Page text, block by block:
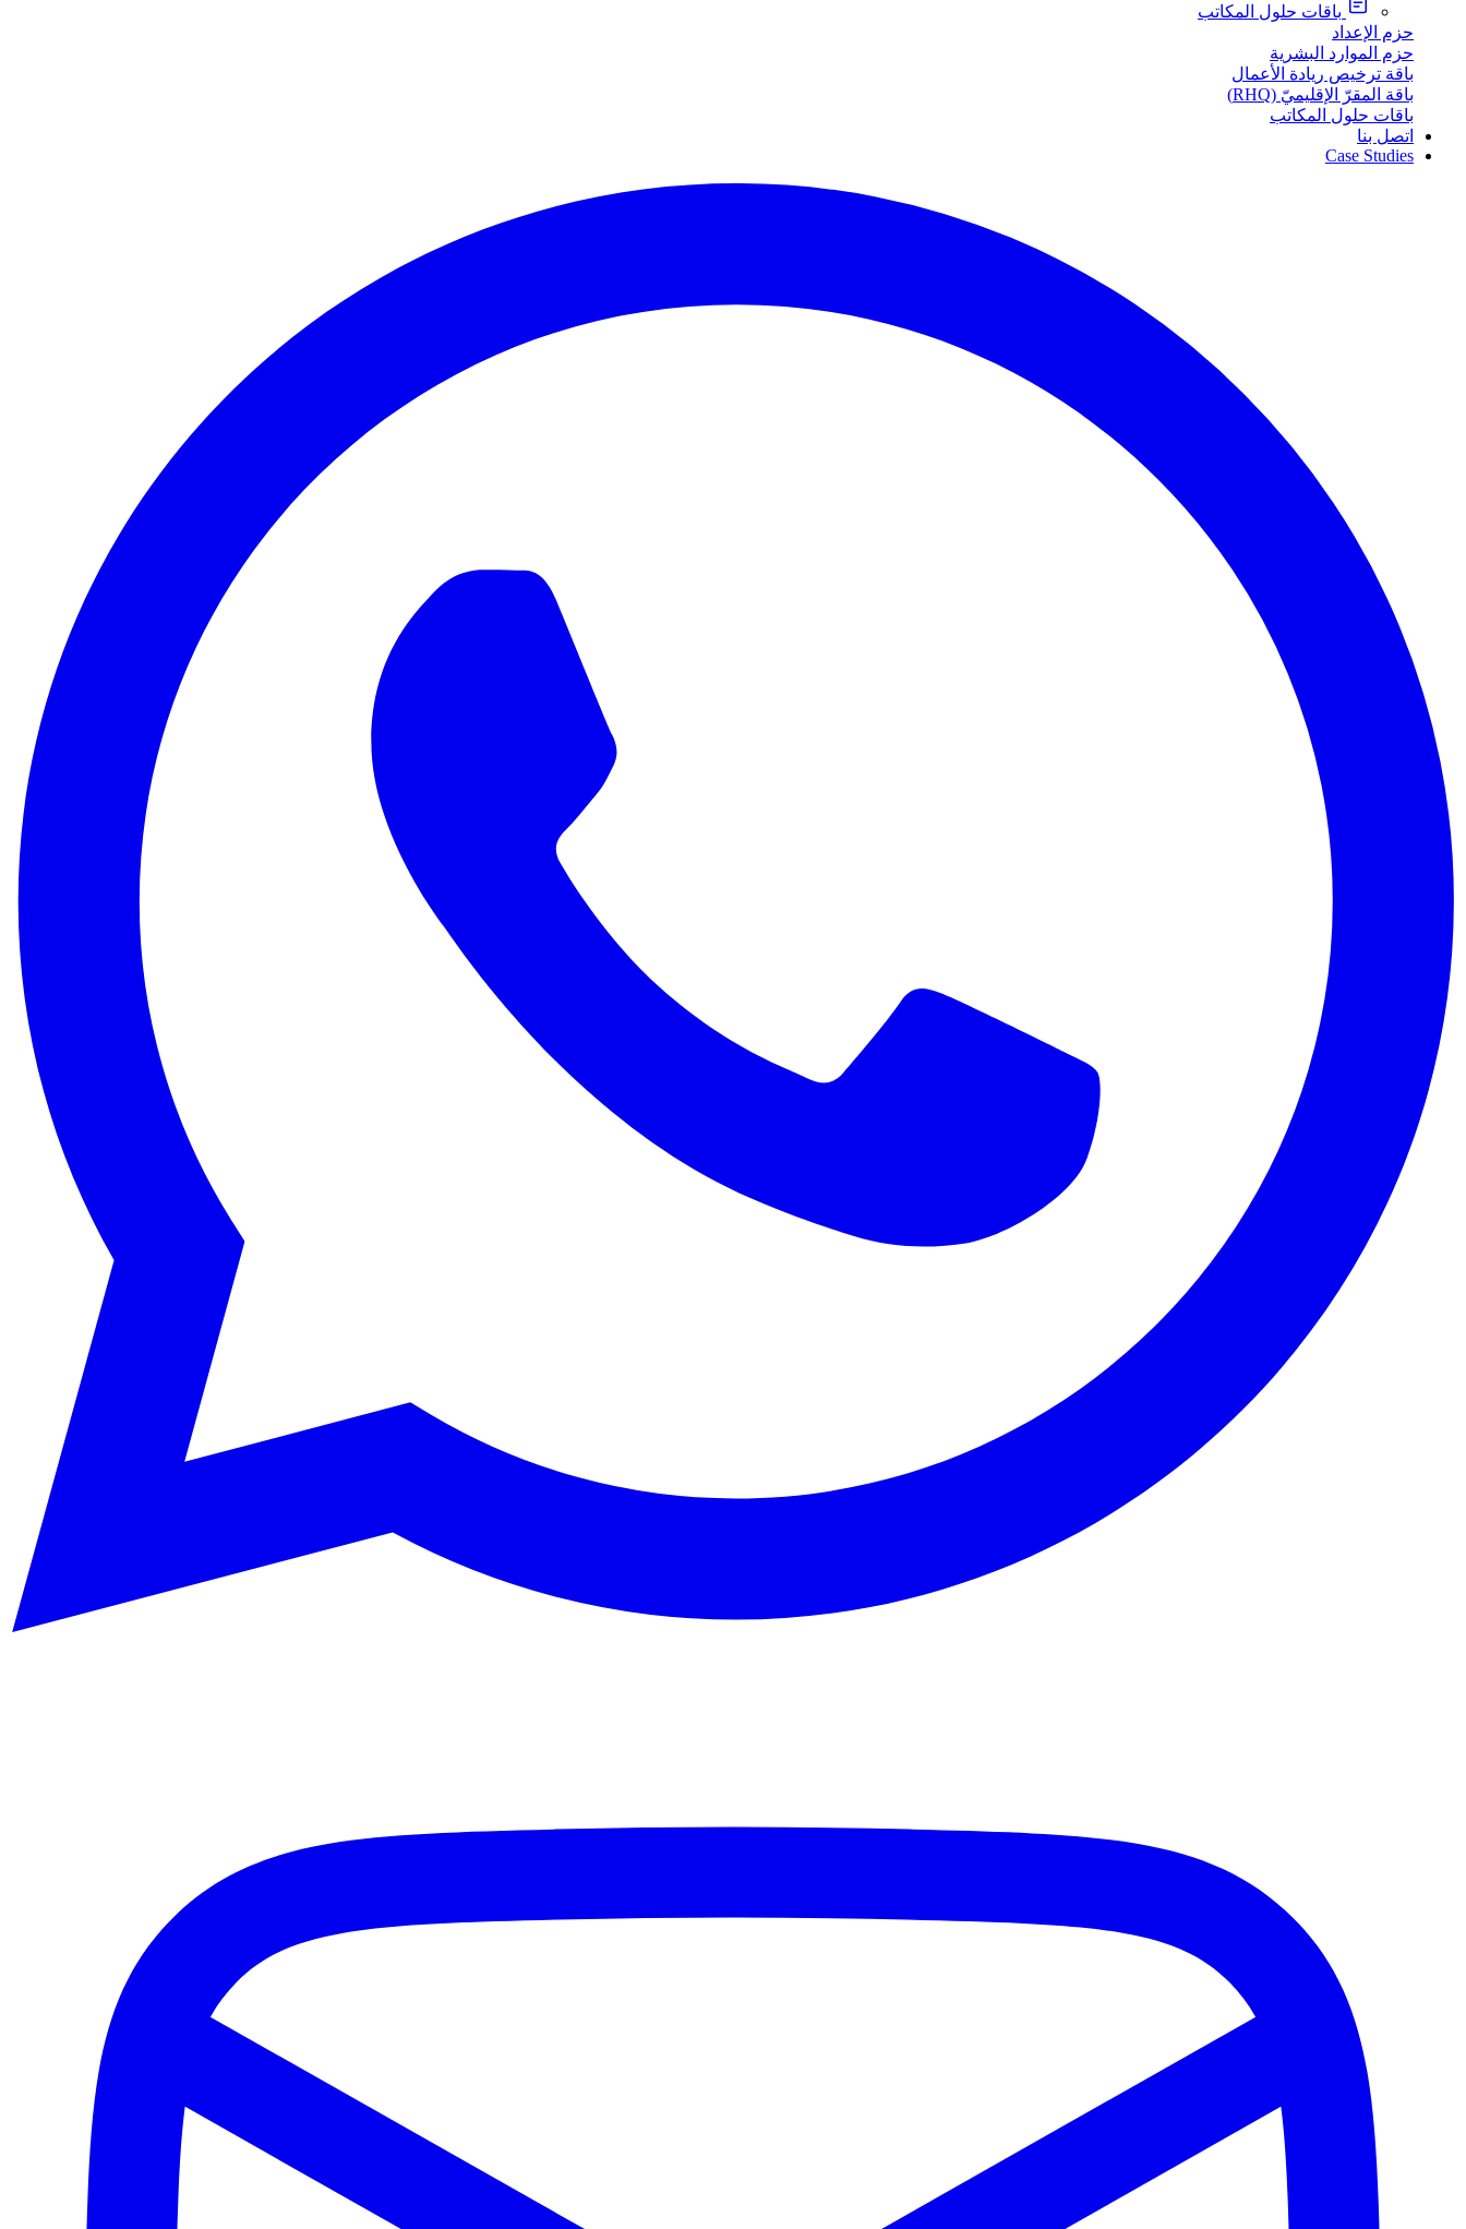
باقات حلول المكاتب
حزم الإعداد
حزم الموارد البشرية
باقة ترخيص ريادة الأعمال
باقة المقرّ الإقليميّ (RHQ)
باقات حلول المكاتب
اتصل بنا
Case Studies